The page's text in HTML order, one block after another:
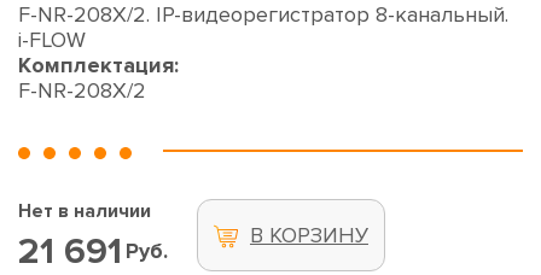
F-NR-208X/2. IP-видеорегистратор 8-канальный.
i-FLOW
Комплектация:
F-NR-208X/2
Нет в наличии
21 691 Руб.
В КОРЗИНУ